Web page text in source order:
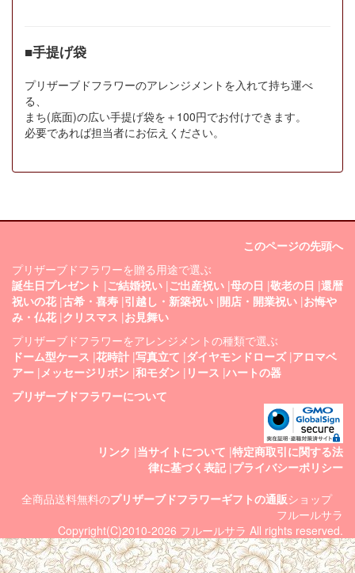
■手提げ袋
プリザーブドフラワーのアレンジメントを入れて持ち運べ
る、
まち(底面)の広い手提げ袋を＋100円でお付けできます。
必要であれば担当者にお伝えください。
このページの先頭へ
プリザーブドフラワーを贈る用途で選ぶ
誕生日プレゼント |ご結婚祝い |ご出産祝い |母の日 |敬老の日 |還暦
祝いの花 |古希・喜寿 |引越し・新築祝い |開店・開業祝い |お悔や
み・仏花 |クリスマス |お見舞い
プリザーブドフラワーをアレンジメントの種類で選ぶ
ドーム型ケース |花時計 |写真立て |ダイヤモンドローズ|アロマベ
アー |メッセージリボン |和モダン | リース |ハートの器
プリザーブドフラワーについて
リンク |当サイトについて |特定商取引に関する法
律に基づく表記|プライバシーポリシー
全商品送料無料のプリザーブドフラワーギフトの通販ショップ
フルールサラ
Copyright(C)2010-2026 フルールサラ All rights reserved.